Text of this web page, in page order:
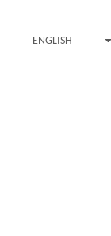
ENGLISH